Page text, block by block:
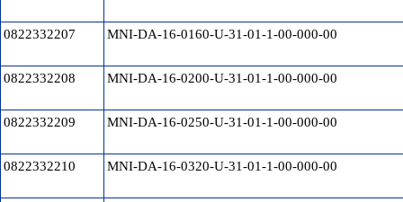
0822332207 MNI-DA-16-0160-U-31-01-1-00-000-00
0822332208 MNI-DA-16-0200-U-31-01-1-00-000-00
0822332209 MNI-DA-16-0250-U-31-01-1-00-000-00
0822332210 MNI-DA-16-0320-U-31-01-1-00-000-00